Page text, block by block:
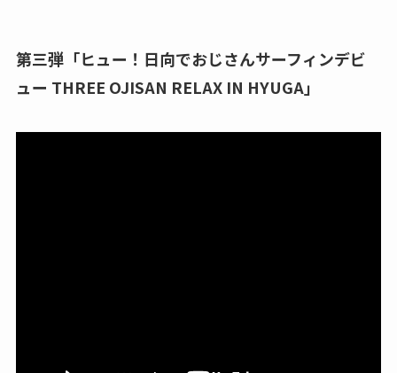
第三弾「ヒュー！日向でおじさんサーフィンデビ
ュー THREE OJISAN RELAX IN HYUGA」